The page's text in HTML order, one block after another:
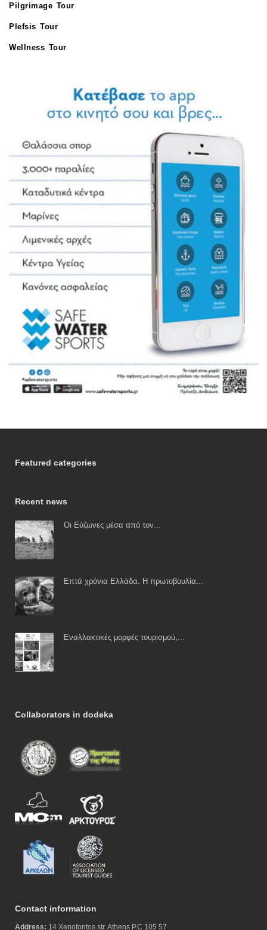
Pilgrimage Tour
Plefsis Tour
Wellness Tour
Featured categories
Recent news
Οι Εύζωνες μέσα από τον...
Επτά χρόνια Ελλάδα. Η πρωτοβουλία...
Εναλλακτικές μορφές τουρισμού,...
Collaborators in dodeka
Contact information
Address: 14 Xenofontos str. Athens P.C 105 57